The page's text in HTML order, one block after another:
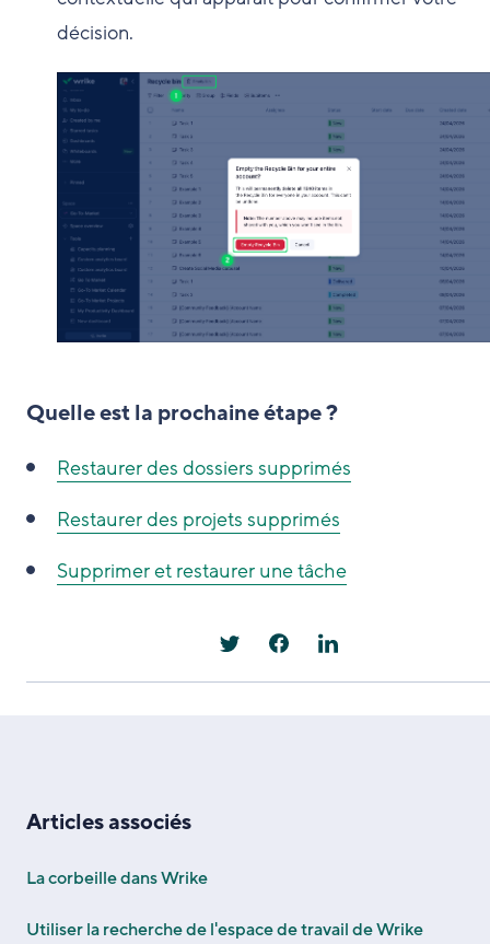
décision.
Quelle est la prochaine étape ?
Restaurer des dossiers supprimés
Restaurer des projets supprimés
Supprimer et restaurer une tâche
Articles associés
La corbeille dans Wrike
Utiliser la recherche de l'espace de travail de Wrike